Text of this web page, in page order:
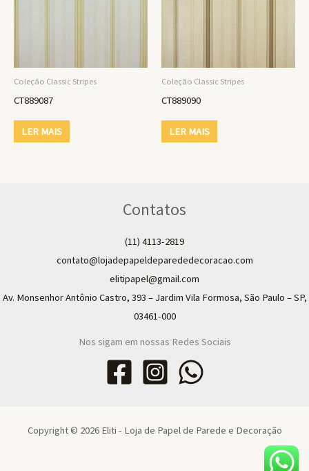
Coleção Classic Stripes
CT889087
LER MAIS
Coleção Classic Stripes
CT889090
LER MAIS
Contatos
(11) 4113-2819
contato@lojadepapeldeparededecoracao.com
elitipapel@gmail.com​
Av. Monsenhor Antônio Castro, 393 – Jardim Vila Formosa, São Paulo – SP,
03461-000
Nos sigam em nossas Redes Sociais
Copyright © 2026 Eliti - Loja de Papel de Parede e Decoração